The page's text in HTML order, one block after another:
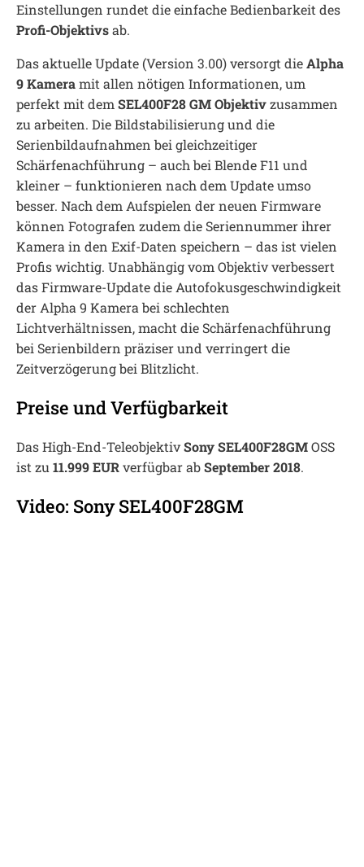
Einstellungen rundet die einfache Bedienbarkeit des
Profi-Objektivsab.
Das aktuelle Update (Version 3.00) versorgt dieAlpha
9 Kameramit allen nötigen Informationen, um
perfekt mit dem SEL400F28 GM Objektivzusammen
zu arbeiten. Die Bildstabilisierung und die
Serienbildaufnahmen bei gleichzeitiger
Schärfenachführung – auch bei Blende F11 und
kleiner – funktionieren nach dem Update umso
besser. Nach dem Aufspielen der neuen Firmware
können Fotografen zudem die Seriennummer ihrer
Kamera in den Exif-Daten speichern – das ist vielen
Profis wichtig. Unabhängig vom Objektiv verbessert
das Firmware-Update die Autofokusgeschwindigkeit
der Alpha 9 Kamera bei schlechten
Lichtverhältnissen, macht die Schärfenachführung
bei Serienbildern präziser und verringert die
Zeitverzögerung bei Blitzlicht.
Preise und Verfügbarkeit
Das High-End-TeleobjektivSony SEL400F28GMOSS
ist zu 11.999 EURverfügbar abSeptember 2018.
Video: Sony SEL400F28GM